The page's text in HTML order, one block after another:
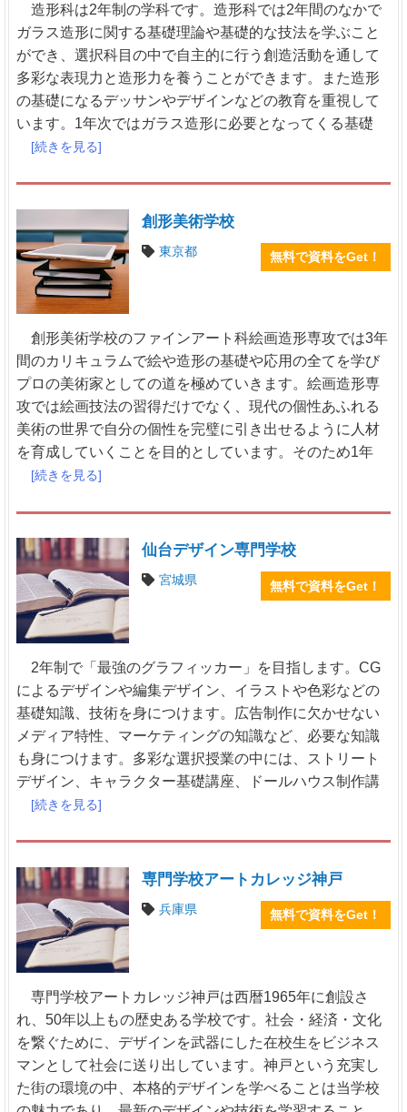
造形科は2年制の学科です。造形科では2年間のなかで
ガラス造形に関する基礎理論や基礎的な技法を学ぶこと
ができ、選択科目の中で自主的に行う創造活動を通して
多彩な表現力と造形力を養うことができます。また造形
の基礎になるデッサンやデザインなどの教育を重視して
います。1年次ではガラス造形に必要となってくる基礎
[続きを見る]
創形美術学校
東京都 無料で資料をGet！
創形美術学校のファインアート科絵画造形専攻では3年
間のカリキュラムで絵や造形の基礎や応用の全てを学び
プロの美術家としての道を極めていきます。絵画造形専
攻では絵画技法の習得だけでなく、現代の個性あふれる
美術の世界で自分の個性を完璧に引き出せるように人材
を育成していくことを目的としています。そのため1年
[続きを見る]
仙台デザイン専門学校
宮城県 無料で資料をGet！
2年制で「最強のグラフィッカー」を目指します。CG
によるデザインや編集デザイン、イラストや色彩などの
基礎知識、技術を身につけます。広告制作に欠かせない
メディア特性、マーケティングの知識など、必要な知識
も身につけます。多彩な選択授業の中には、ストリート
デザイン、キャラクター基礎講座、ドールハウス制作講
[続きを見る]
専門学校アートカレッジ神戸
兵庫県 無料で資料をGet！
専門学校アートカレッジ神戸は西暦1965年に創設さ
れ、50年以上もの歴史ある学校です。社会・経済・文化
を繋ぐために、デザインを武器にした在校生をビジネス
マンとして社会に送り出しています。神戸という充実し
た街の環境の中、本格的デザインを学べることは当学校